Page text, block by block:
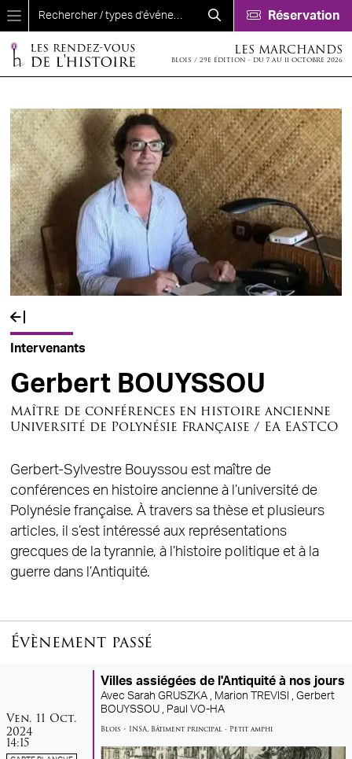
Aller au contenu principal
Réservation
LES MARCHANDS
BLOIS / 29E ÉDITION - DU 7 AU 11 OCTOBRE 2026
Fil d'Ariane
Intervenants
Gerbert BOUYSSOU
Maître de conférences en histoire ancienne
Université de Polynésie Française / EA EASTCO
Gerbert-Sylvestre Bouyssou est maître de
conférences en histoire ancienne à l’université de
Polynésie française. À travers sa thèse et plusieurs
articles, il s’est intéressé aux représentations
grecques de la tyrannie, à l’histoire politique et à la
guerre dans l’Antiquité.
Évènement passé
vendredi
Ven. 11 octobre
Oct.
2024
14:15
Villes assiégées de l'Antiquité à nos jours
Avec Sarah GRUSZKA , Marion TREVISI , Gerbert
BOUYSSOU , Paul VO-HA
Blois • INSA, Bâtiment principal - Petit amphi